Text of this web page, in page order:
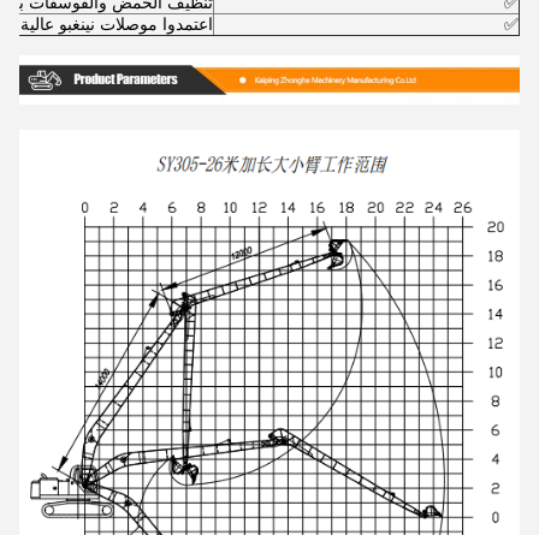
✅
اعتمدوا موصلات نينغبو عالية